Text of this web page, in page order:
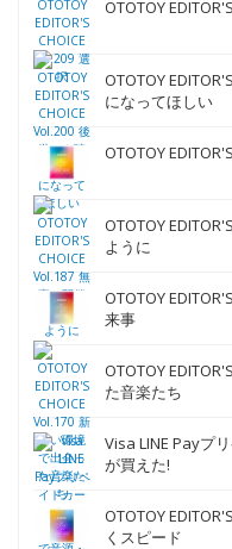
OTOTOY
OTOTOY
になってほしい
OTOTOY
OTOTOY
ように
OTOTOY
来事
OTOTOY
た音楽たち
Visa LINE Payプ
が買えた!
OTOTOY
くスピード